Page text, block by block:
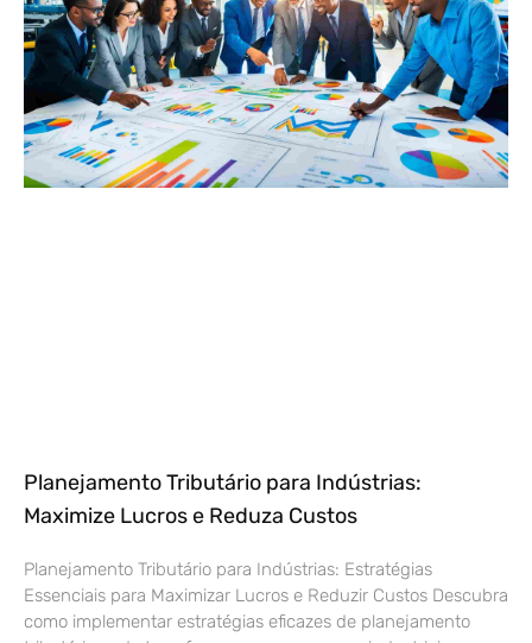
Planejamento Tributário para Indústrias:
Maximize Lucros e Reduza Custos
Planejamento Tributário para Indústrias: Estratégias
Essenciais para Maximizar Lucros e Reduzir Custos Descubra
como implementar estratégias eficazes de planejamento